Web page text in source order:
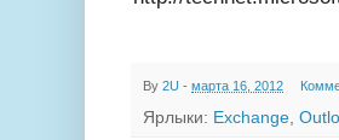
By 2U - марта 16, 2012
Ярлыки: Exchange,